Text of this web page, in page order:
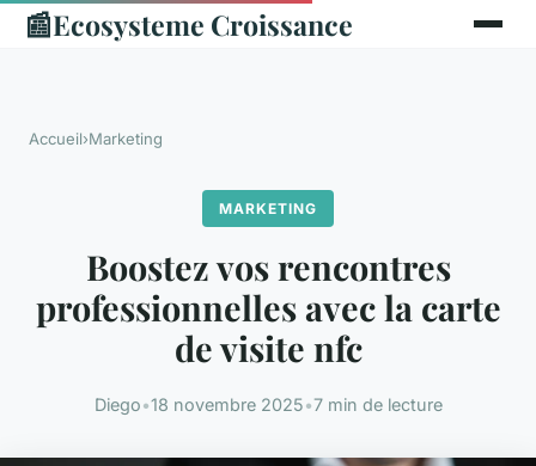
📰Ecosysteme Croissance
Accueil›Marketing
MARKETING
Boostez vos rencontres
professionnelles avec la carte
de visite nfc
Diego•18 novembre 2025•7 min de lecture